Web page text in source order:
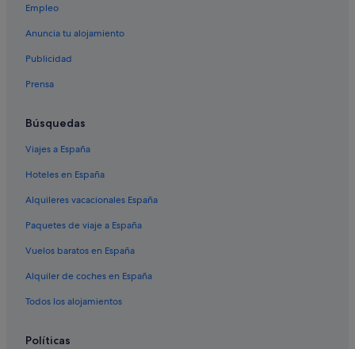
Hoteles boutique en Callao Salvaje
Hoteles con todo incluido en Adeje
Hoteles para familias en Adeje
Hoteles de 3 estrellas en Callao Salvaje
Empleo
Anuncia tu alojamiento
Publicidad
Prensa
Búsquedas
Viajes a España
Hoteles en España
Alquileres vacacionales España
Paquetes de viaje a España
Vuelos baratos en España
Alquiler de coches en España
Todos los alojamientos
Políticas